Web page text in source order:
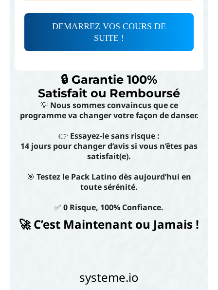
DEMARREZ VOS COURS DE
SUITE !
🔒 Garantie 100%
Satisfait ou Remboursé
💡 Nous sommes convaincus que ce
programme va changer votre façon de danser.
👉 Essayez-le sans risque :
14 jours pour changer d’avis si vous n’êtes pas
satisfait(e).
🎯 Testez le Pack Latino dès aujourd’hui en
toute sérénité.
✅ 0 Risque, 100% Confiance.
🚀 C’est Maintenant ou Jamais !
systeme.io